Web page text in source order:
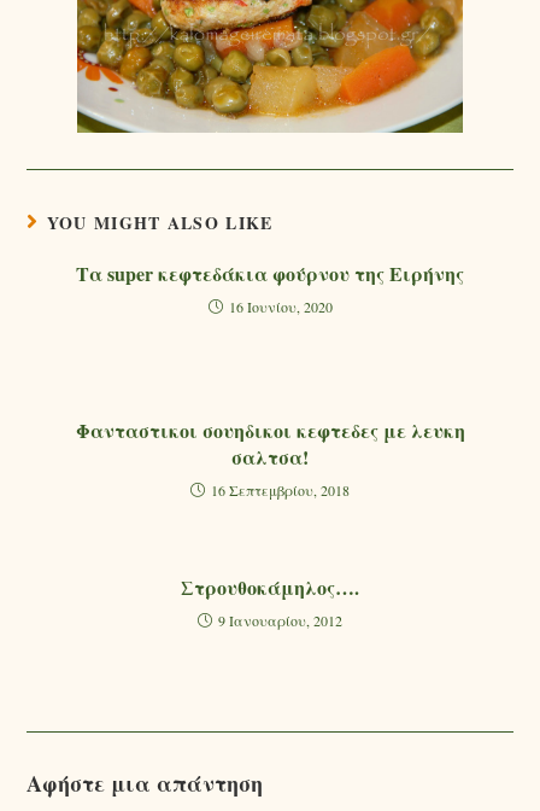
YOU MIGHT ALSO LIKE
Τα super κεφτεδάκια φούρνου της Ειρήνης
16 Ιουνίου, 2020
Φανταστικοι σουηδικοι κεφτεδες με λευκη
σαλτσα!
16 Σεπτεμβρίου, 2018
Στρουθοκάμηλος….
9 Ιανουαρίου, 2012
Αφήστε μια απάντηση